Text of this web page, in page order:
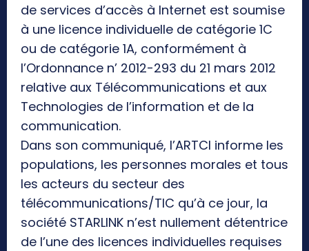
de services d’accès à Internet est soumise
à une licence individuelle de catégorie 1C
ou de catégorie 1A, conformément à
l’Ordonnance n’ 2012-293 du 21 mars 2012
relative aux Télécommunications et aux
Technologies de l’information et de la
communication.
Dans son communiqué, l’ARTCI informe les
populations, les personnes morales et tous
les acteurs du secteur des
télécommunications/TIC qu’à ce jour, la
société STARLINK n’est nullement détentrice
de l’une des licences individuelles requises